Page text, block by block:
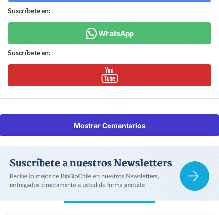
Suscríbete en:
Suscríbete en:
Mostrar Comentarios